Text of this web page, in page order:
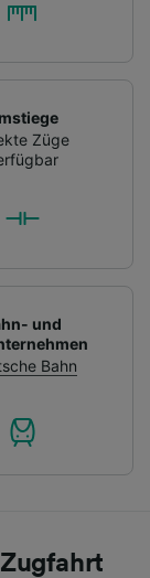
Züge
und
Bahn